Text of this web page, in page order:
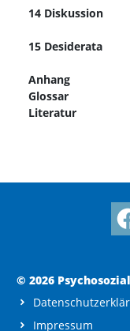
14 Diskussion
15 Desiderata
Anhang
Glossar
Literatur
© 2026
Impressum